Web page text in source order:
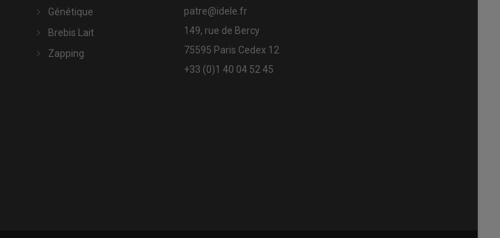
Génétique
Brebis Lait
Zapping
patre@idele.fr
149, rue de Bercy
75595 Paris Cedex 12
+33 (0)1 40 04 52 45